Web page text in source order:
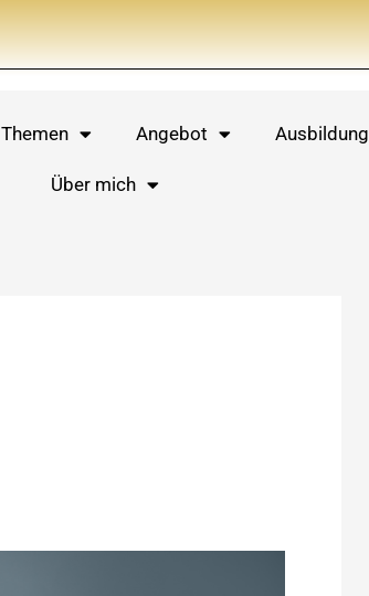
Themen Angebot Ausbildung
Über mich